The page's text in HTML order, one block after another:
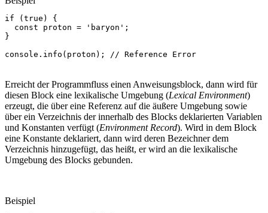
if ( true )
{
const
proton = 'baryon' ;
}
console . info ( proton ); // Reference Error
Erreicht der Programmfluss einen Anweisungsblock, dann wird für
diesen Block eine lexikalische Umgebung (Lexical Environment)
erzeugt, die über eine Referenz auf die äußere Umgebung sowie
über ein Verzeichnis der innerhalb des Blocks deklarierten Variablen
und Konstanten verfügt (Environment Record). Wird in dem Block
eine Konstante deklariert, dann wird deren Bezeichner dem
Verzeichnis hinzugefügt, das heißt, er wird an die lexikalische
Umgebung des Blocks gebunden.
Beispiel